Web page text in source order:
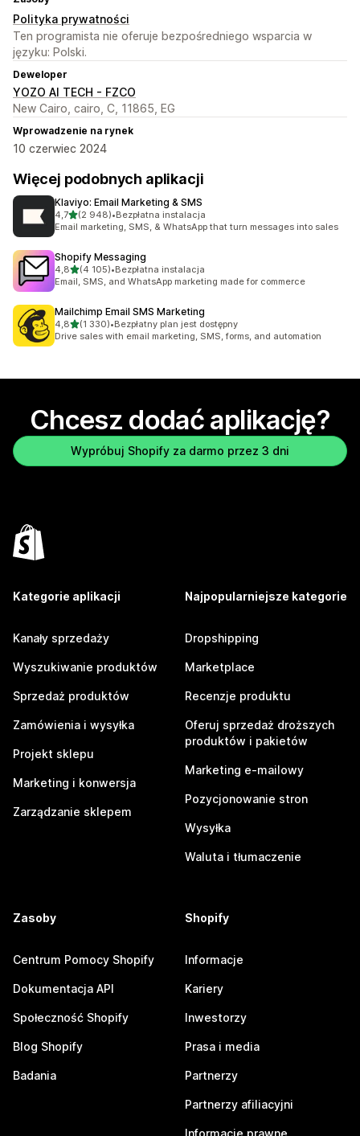
Polityka prywatności
Ten programista nie oferuje bezpośredniego wsparcia w
języku: Polski.
Deweloper
YOZO AI TECH - FZCO
New Cairo, cairo, C, 11865, EG
Wprowadzenie na rynek
10 czerwiec 2024
Więcej podobnych aplikacji
Klaviyo: Email Marketing & SMS
4,7na 5 gwiazdek
(2 948)
Łączna liczba recenzji: 2948
•Bezpłatna instalacja
Email marketing, SMS, & WhatsApp that turn messages into sales
Shopify Messaging
4,8na 5 gwiazdek
(4 105)
Łączna liczba recenzji: 4105
•Bezpłatna instalacja
Email, SMS, and WhatsApp marketing made for commerce
Mailchimp Email SMS Marketing
4,8na 5 gwiazdek
(1 330)
Łączna liczba recenzji: 1330
•Bezpłatny plan jest dostępny
Drive sales with email marketing, SMS, forms, and automation
Chcesz dodać aplikację?
Wypróbuj Shopify za darmo przez 3 dni
Kategorie aplikacji
Kanały sprzedaży
Wyszukiwanie produktów
Sprzedaż produktów
Zamówienia i wysyłka
Projekt sklepu
Marketing i konwersja
Zarządzanie sklepem
Najpopularniejsze kategorie
Dropshipping
Marketplace
Recenzje produktu
Oferuj sprzedaż droższych
produktów i pakietów
Marketing e-mailowy
Pozycjonowanie stron
Wysyłka
Waluta i tłumaczenie
Zasoby
Centrum Pomocy Shopify
Dokumentacja API
Społeczność Shopify
Blog Shopify
Badania
Shopify
Informacje
Kariery
Inwestorzy
Prasa i media
Partnerzy
Partnerzy afiliacyjni